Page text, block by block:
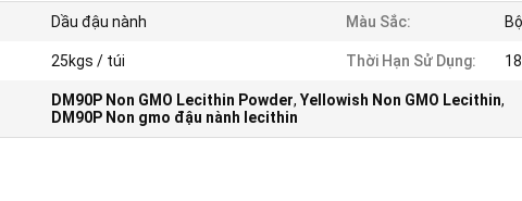
Dầu đậu nành Màu Sắc:
25kgs / túi Thời Hạn Sử Dụng:
DM90P Non GMO Lecithin Powder, Yellowish Non GMO Lecithin,
DM90P Non gmo đậu nành lecithin